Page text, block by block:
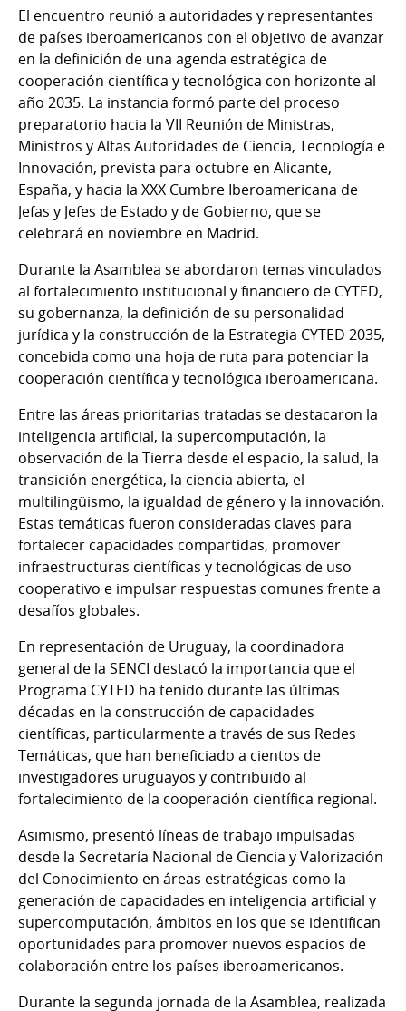
El encuentro reunió a autoridades y representantes
de países iberoamericanos con el objetivo de avanzar
en la definición de una agenda estratégica de
cooperación científica y tecnológica con horizonte al
año 2035. La instancia formó parte del proceso
preparatorio hacia la VII Reunión de Ministras,
Ministros y Altas Autoridades de Ciencia, Tecnología e
Innovación, prevista para octubre en Alicante,
España, y hacia la XXX Cumbre Iberoamericana de
Jefas y Jefes de Estado y de Gobierno, que se
celebrará en noviembre en Madrid.
Durante la Asamblea se abordaron temas vinculados
al fortalecimiento institucional y financiero de CYTED,
su gobernanza, la definición de su personalidad
jurídica y la construcción de la Estrategia CYTED 2035,
concebida como una hoja de ruta para potenciar la
cooperación científica y tecnológica iberoamericana.
Entre las áreas prioritarias tratadas se destacaron la
inteligencia artificial, la supercomputación, la
observación de la Tierra desde el espacio, la salud, la
transición energética, la ciencia abierta, el
multilingüismo, la igualdad de género y la innovación.
Estas temáticas fueron consideradas claves para
fortalecer capacidades compartidas, promover
infraestructuras científicas y tecnológicas de uso
cooperativo e impulsar respuestas comunes frente a
desafíos globales.
En representación de Uruguay, la coordinadora
general de la SENCI destacó la importancia que el
Programa CYTED ha tenido durante las últimas
décadas en la construcción de capacidades
científicas, particularmente a través de sus Redes
Temáticas, que han beneficiado a cientos de
investigadores uruguayos y contribuido al
fortalecimiento de la cooperación científica regional.
Asimismo, presentó líneas de trabajo impulsadas
desde la Secretaría Nacional de Ciencia y Valorización
del Conocimiento en áreas estratégicas como la
generación de capacidades en inteligencia artificial y
supercomputación, ámbitos en los que se identifican
oportunidades para promover nuevos espacios de
colaboración entre los países iberoamericanos.
Durante la segunda jornada de la Asamblea, realizada